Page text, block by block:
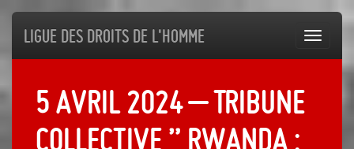
Ligue des droits de l'Homme
5 avril 2024 – Tribune
collective ” Rwanda :